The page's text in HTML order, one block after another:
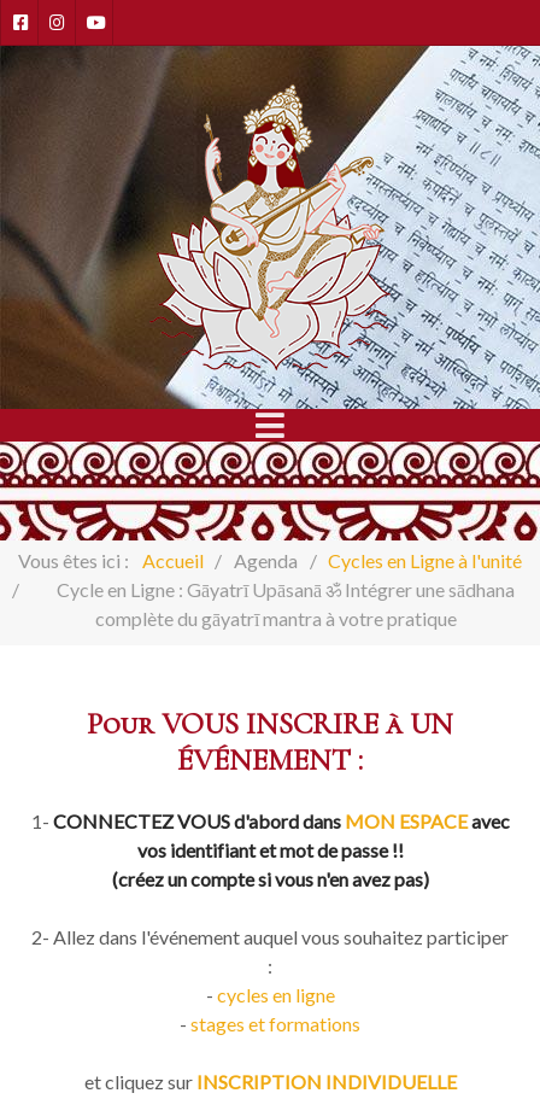
Vous êtes ici : Accueil Agenda
Cycles en Ligne à l'unité
Cycle en Ligne : Gāyatrī Upāsanā ॐ Intégrer une sādhana
complète du gāyatrī mantra à votre pratique
Pour VOUS INSCRIRE à UN
ÉVÉNEMENT :
1- CONNECTEZ VOUS d'abord dans MON ESPACEavec
vos identifiant et mot de passe !!
(créez un compte si vous n'en avez pas)
2- Allez dans l'événement auquel vous souhaitez participer
:
- cycles en ligne
- stages et formations
et cliquez surINSCRIPTION INDIVIDUELLE